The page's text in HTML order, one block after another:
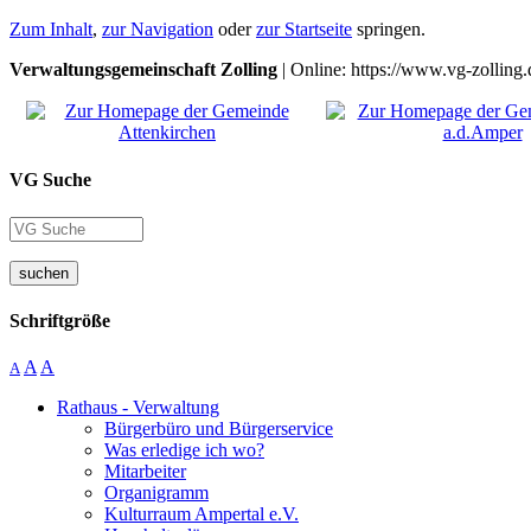
Zum Inhalt, zur Navigation oderzur Startseite springen.
Verwaltungsgemeinschaft Zolling | Online: https://www.vg-
VG Suche
suchen
Schriftgröße
A A A
Rathaus - Verwaltung
Bürgerbüro und Bürgerservice
Was erledige ich wo?
Mitarbeiter
Organigramm
Kulturraum Ampertal e.V.